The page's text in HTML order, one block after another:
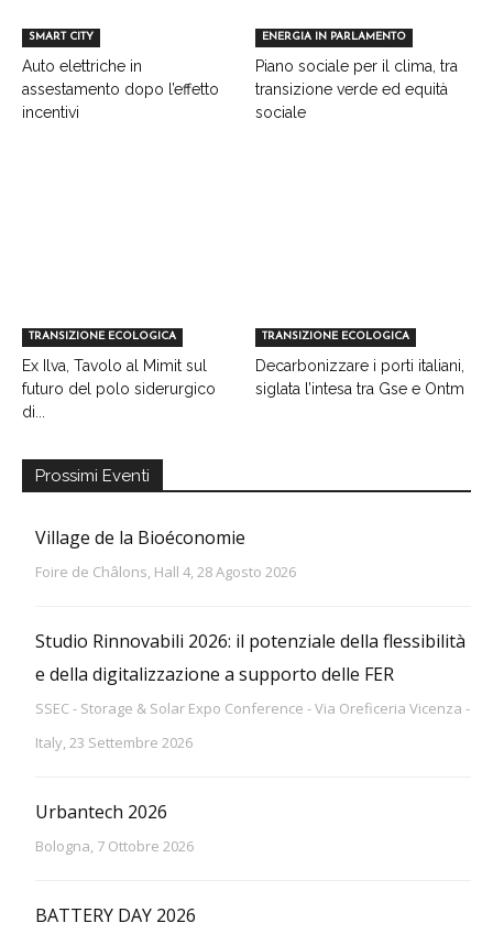
SMART CITY
Auto elettriche in
assestamento dopo l’effetto
incentivi
ENERGIA IN PARLAMENTO
Piano sociale per il clima, tra
transizione verde ed equità
sociale
TRANSIZIONE ECOLOGICA
Ex Ilva, Tavolo al Mimit sul
futuro del polo siderurgico
di...
TRANSIZIONE ECOLOGICA
Decarbonizzare i porti italiani,
siglata l’intesa tra Gse e Ontm
Prossimi Eventi
Village de la Bioéconomie
Foire de Châlons, Hall 4, 28 Agosto 2026
Studio Rinnovabili 2026: il potenziale della flessibilità
e della digitalizzazione a supporto delle FER
SSEC - Storage & Solar Expo Conference - Via Oreficeria Vicenza -
Italy, 23 Settembre 2026
Urbantech 2026
Bologna, 7 Ottobre 2026
BATTERY DAY 2026